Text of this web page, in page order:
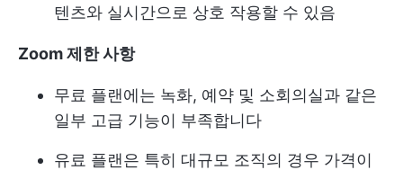
텐츠와 실시간으로 상호 작용할 수 있음
Zoom 제한 사항
무료 플랜에는 녹화, 예약 및 소회의실과 같은
일부 고급 기능이 부족합니다
유료 플랜은 특히 대규모 조직의 경우 가격이